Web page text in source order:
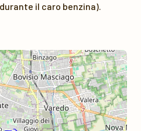
il caro benzina).